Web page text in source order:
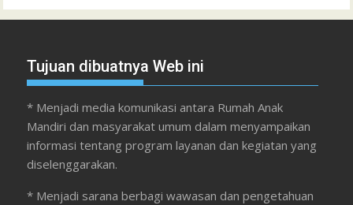
Tujuan dibuatnya Web ini
* Menjadi media komunikasi antara Rumah Anak
Mandiri dan masyarakat umum dalam menyampaikan
informasi tentang program layanan dan kegiatan yang
diselenggarakan.
* Menjadi sarana berbagi wawasan dan pengetahuan